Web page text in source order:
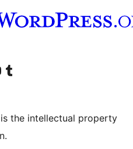
kanal
Besök vårt Tumblr-konto
the intellectual property